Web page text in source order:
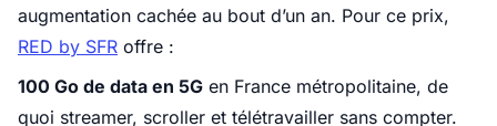
augmentation cachée au bout d’un an. Pour ce prix,
RED by SFR offre :
100 Go de data en 5G en France métropolitaine, de
quoi streamer, scroller et télétravailler sans compter.